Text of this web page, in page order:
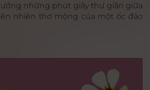
những phút giây thư giãn giữa
nhiên thơ mộng của một ốc đảo